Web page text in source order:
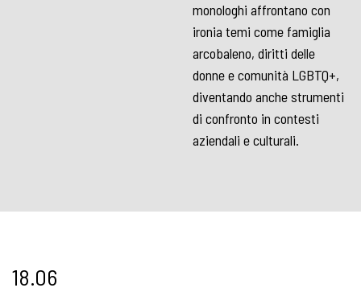
monologhi affrontano con
ironia temi come famiglia
arcobaleno, diritti delle
donne e comunità LGBTQ+,
diventando anche strumenti
di confronto in contesti
aziendali e culturali.
18.06